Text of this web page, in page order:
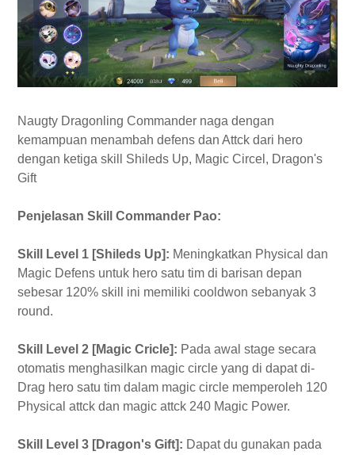
Naugty Dragonling Commander naga dengan
kemampuan menambah defens dan Attck dari hero
dengan ketiga skill Shileds Up, Magic Circel, Dragon's
Gift
Penjelasan Skill Commander Pao:
Skill Level 1 [Shileds Up]: Meningkatkan Physical dan
Magic Defens untuk hero satu tim di barisan depan
sebesar 120% skill ini memiliki cooldwon sebanyak 3
round.
Skill Level 2 [Magic Cricle]: Pada awal stage secara
otomatis menghasilkan magic circle yang di dapat di-
Drag hero satu tim dalam magic circle memperoleh 120
Physical attck dan magic attck 240 Magic Power.
Skill Level 3 [Dragon's Gift]: Dapat du gunakan pada